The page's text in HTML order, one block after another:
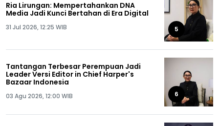
Ria Lirungan: Mempertahankan DNA
Media Jadi Kunci Bertahan di Era Digital
31 Jul 2026, 12:25 WIB 5
Tantangan Terbesar Perempuan Jadi
Leader Versi Editor in Chief Harper's
Bazaar Indonesia
03 Agu 2026, 12:00 WIB 6